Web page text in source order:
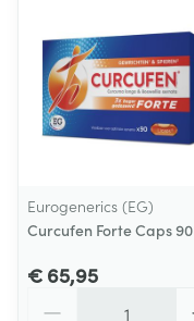
Eurogenerics (EG)
Curcufen Forte Caps 90
€ 65,95